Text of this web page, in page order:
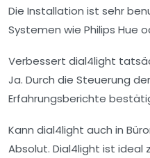
Die Installation ist sehr
Systemen wie Philips Hue
Verbessert dial4light
Ja. Durch die Steuerung
Erfahrungsberichte
Kann dial4light auch in
Absolut. Dial4light ist